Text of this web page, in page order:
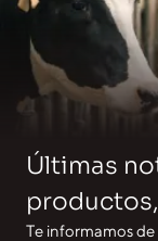
Últimas
Te informamos